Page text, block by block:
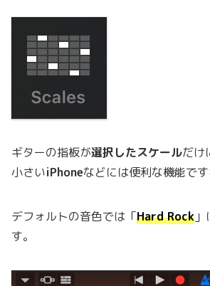
ギターの指板が選択したスケールだけ
小さいiPhoneなどには便利な機能です
デフォルトの音色では「Hard Rock
す。